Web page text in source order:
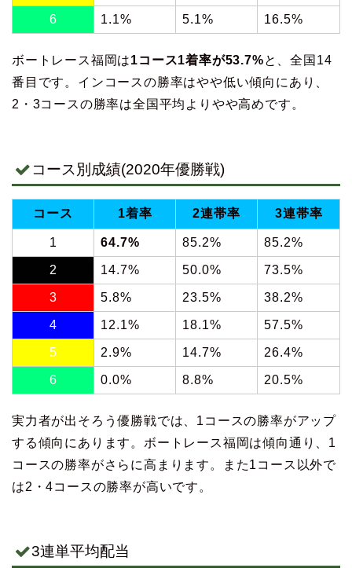
6 1.1% 5.1% 16.5%
ボートレース福岡は1コース1着率が53.7%と、全国14
番目です。インコースの勝率はやや低い傾向にあり、
2・3コースの勝率は全国平均よりやや高めです。
コース別成績(2020年優勝戦)
コース 1着率 2連帯率 3連帯率
1 64.7% 85.2% 85.2%
2 14.7% 50.0% 73.5%
3 5.8% 23.5% 38.2%
4 12.1% 18.1% 57.5%
5 2.9% 14.7% 26.4%
6 0.0% 8.8% 20.5%
実力者が出そろう優勝戦では、1コースの勝率がアップ
する傾向にあります。ボートレース福岡は傾向通り、1
コースの勝率がさらに高まります。また1コース以外で
は2・4コースの勝率が高いです。
3連単平均配当